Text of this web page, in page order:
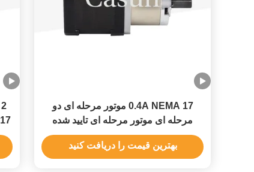
0.4A NEMA 17 موتور مرحله ای دو
مرحله ای موتور مرحله ای تایید شده
RoHS
بهترین قیمت را دریافت کنید
17 موتور مرحله ای برای تجهیزات ترسیم